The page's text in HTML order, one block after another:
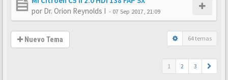
por Dr. Orion Reynolds I - 07 Sep 2017, 21:09
Nuevo Tema 64 temas
1 2 3